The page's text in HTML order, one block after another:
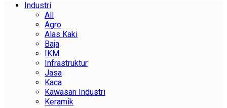
Industri
All
Agro
Alas Kaki
Baja
IKM
Infrastruktur
Jasa
Kaca
Kawasan Industri
Keramik